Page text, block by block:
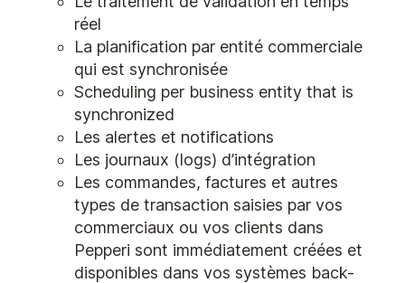
réel
La planification par entité commerciale
qui est synchronisée
Scheduling per business entity that is
synchronized
Les alertes et notifications
Les journaux (logs) d’intégration
Les commandes, factures et autres
types de transaction saisies par vos
commerciaux ou vos clients dans
Pepperi sont immédiatement créées et
disponibles dans vos systèmes back-